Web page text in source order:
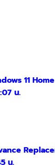
11 Home
น.
น.